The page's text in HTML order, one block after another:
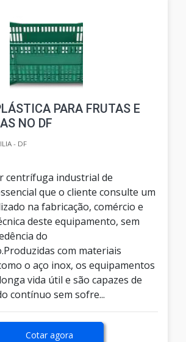
PARA FRUTAS E
NO DF
- DF
centrífuga industrial de
que o cliente consulte um
na fabricação, comércio e
deste equipamento, sem
do
com materiais
o aço inox, os equipamentos
vida útil e são capazes de
contínuo sem sofre...
Cotar agora